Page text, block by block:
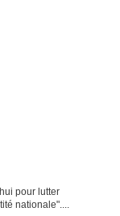
pour lutter
nationale"....